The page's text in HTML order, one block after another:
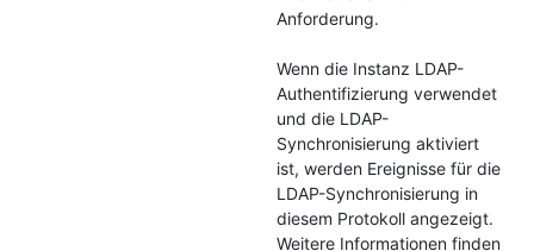
Anforderung.
Wenn die Instanz LDAP-
Authentifizierung verwendet
und die LDAP-
Synchronisierung aktiviert
ist, werden Ereignisse für die
LDAP-Synchronisierung in
diesem Protokoll angezeigt.
Weitere Informationen finden